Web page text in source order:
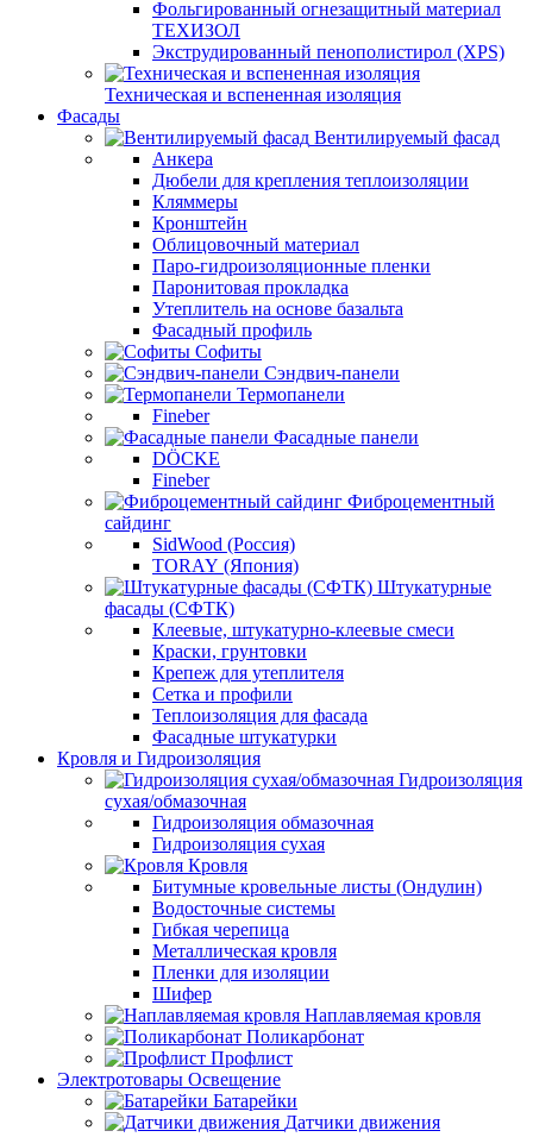
Фольгированный огнезащитный материал
ТЕХИЗОЛ
Экструдированный пенополистирол (XPS)
Техническая и вспененная изоляция
Фасады
Вентилируемый фасад
Анкера
Дюбели для крепления теплоизоляции
Кляммеры
Кронштейн
Облицовочный материал
Паро-гидроизоляционные пленки
Паронитовая прокладка
Утеплитель на основе базальта
Фасадный профиль
Софиты
Сэндвич-панели
Термопанели
Fineber
Фасадные панели
DÖCKE
Fineber
Фиброцементный
сайдинг
SidWood (Россия)
TORAY (Япония)
Штукатурные
фасады (СФТК)
Клеевые, штукатурно-клеевые смеси
Краски, грунтовки
Крепеж для утеплителя
Сетка и профили
Теплоизоляция для фасада
Фасадные штукатурки
Кровля и Гидроизоляция
Гидроизоляция
сухая/обмазочная
Гидроизоляция обмазочная
Гидроизоляция сухая
Кровля
Битумные кровельные листы (Ондулин)
Водосточные системы
Гибкая черепица
Металлическая кровля
Пленки для изоляции
Шифер
Наплавляемая кровля
Поликарбонат
Профлист
Электротовары Освещение
Батарейки
Датчики движения